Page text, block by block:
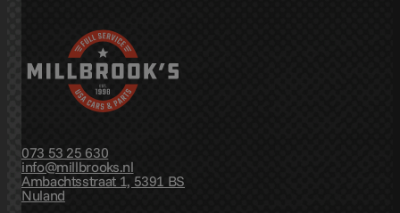
073 53 25 630
info@millbrooks.nl
Ambachtsstraat 1, 5391 BS
Nuland